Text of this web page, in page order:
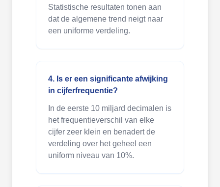
Statistische resultaten tonen aan
dat de algemene trend neigt naar
een uniforme verdeling.
4. Is er een significante afwijking
in cijferfrequentie?
In de eerste 10 miljard decimalen is
het frequentieverschil van elke
cijfer zeer klein en benadert de
verdeling over het geheel een
uniform niveau van 10%.